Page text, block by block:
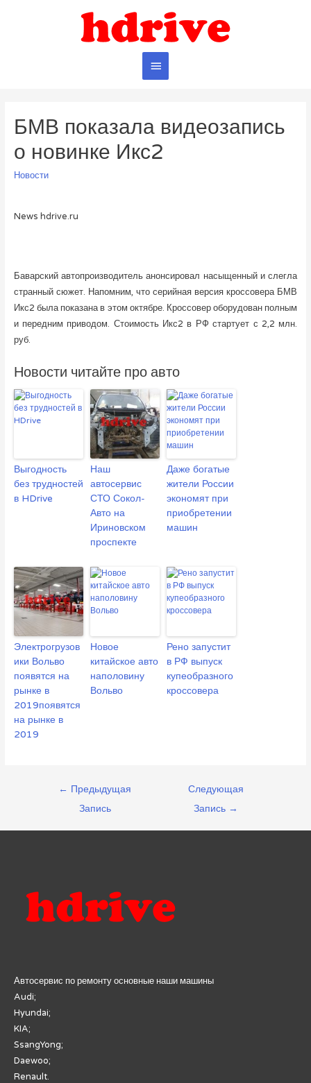
Главное
БМВ показала видеозапись
о новинке Икс2
Новости
News hdrive.ru
Баварский автопроизводитель анонсировал насыщенный и слегла
странный сюжет. Напомним, что серийная версия кроссовера БМВ
Икс2 была показана в этом октябре. Кроссовер оборудован полным
и передним приводом. Стоимость Икс2 в РФ стартует с 2,2 млн.
руб.
Новости читайте про авто
Выгодность
без трудностей
в HDrive
Наш
автосервис
СТО Сокол-
Авто на
Ириновском
проспекте
Даже богатые
жители России
экономят при
приобретении
машин
Электрогрузов
ики Вольво
появятся на
рынке в
2019появятся
на рынке в
2019
Новое
китайское авто
наполовину
Вольво
Рено запустит
в РФ выпуск
купеобразного
кроссовера
Навигация
записям
← Предыдущая
Запись
Следующая
Запись →
Автосервис по ремонту основные наши машины
Audi;
Hyundai;
KIA;
SsangYong;
Daewoo;
Renault.